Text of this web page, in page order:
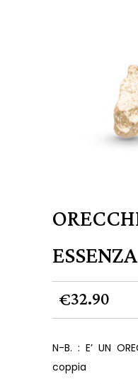
€32.90
N-B. : E’ UN
coppia